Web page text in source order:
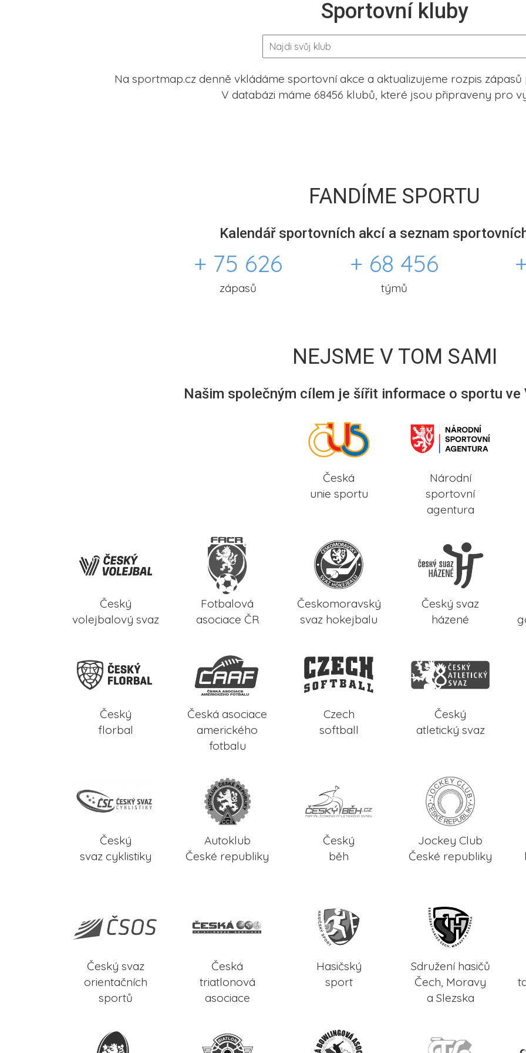
Sportovní kluby
Na sportmap.cz denně vkládáme sportovní akce a aktualizujeme rozpis
V databázi máme 68456 klubů, které jsou připraveny pro
FANDÍME SPORTU
Kalendář sportovních akcí a seznam
+ 75 626
zápasů
+ 68 456
týmů
NEJSME V TOM SAMI
Našim společným cílem je šířit informace o sportu ve
Česká
unie sportu
Národní
sportovní
agentura
Český
volejbalový svaz
Fotbalová
asociace ČR
Českomoravský
svaz hokejbalu
Český svaz
házené
Český
florbal
Česká asociace
amerického
fotbalu
Czech
softball
Český
atletický svaz
Český
svaz cyklistiky
Autoklub
České republiky
Český
běh
Jockey Club
České republiky
Český svaz
orientačních
sportů
Česká
triatlonová
asociace
Hasičský
sport
Sdružení hasičů
Čech, Moravy
a Slezska